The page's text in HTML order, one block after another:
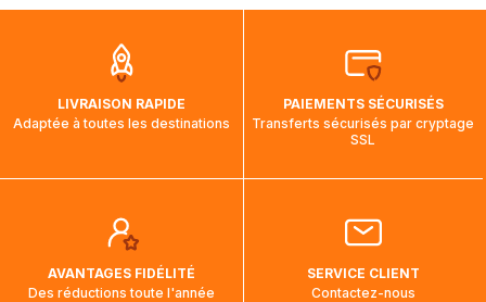
aura touché terre.
LIVRAISON RAPIDE
Adaptée à toutes les destinations
PAIEMENTS SÉCURISÉS
Transferts sécurisés par cryptage
SSL
AVANTAGES FIDÉLITÉ
Des réductions toute l'année
SERVICE CLIENT
Contactez-nous